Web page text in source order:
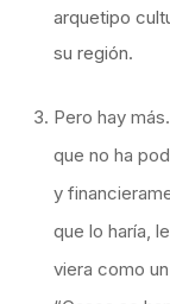
arquetipo
su región.
Pero hay
que no ha
y
que lo haría,
viera como